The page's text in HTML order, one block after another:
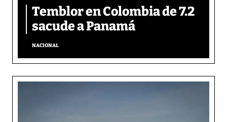
Temblor en Colombia de 7.2
sacude a Panamá
NACIONAL